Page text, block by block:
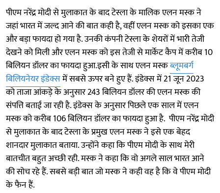
पीएम नरेंद्र मोदी से मुलाकात के बाद टेस्ला के मालिक एलन मस्क ने
जहां भारत में जल्द आने की बात कही है, वहीं एलन मस्क को इसका एक
और बड़ा फायदा हो गया है. उनकी कंपनी टेस्ला के शेयरों में भारी तेजी
देखने को मिली और एलन मस्क को इस तेजी से मार्केट कैप में करीब 10
बिलियन डॉलर का फायदा हुआ.इसी के साथ एलन मस्कब्लूमबर्ग
बिलियनेयर इंडेक्समें सबसे ऊपर बने हुए हैं. इंडेक्स में 21 जून 2023
को ताजा आंकड़े के अनुसार 243 बिलियन डॉलर की एलन मस्क की
संपत्ति बताई जा रही है. इंडेक्स के अनुसार पिछले एक साल में एलन
मस्क को करीब 106 बिलियन डॉलर का फायदा हुआ है. पीएम नरेंद्र मोदी
से मुलाकात के बाद टेस्ला के प्रमुख एलन मस्क ने इसे एक बेहद
शानदार मुलाकात बताया. उन्होंने कहा कि पीएम मोदी के साथ मेरी
बातचीत बहुत अच्छी रही. मस्क ने कहा कि वो अगले साल भारत आने
की सोच रहे हैं. सबसे बड़ी बात जो मस्क ने कही वह है कि वे पीएम मोदी
के फैन हैं.